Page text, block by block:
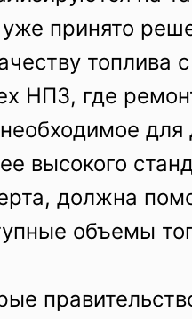
принято
топлива
НПЗ, где
для
высокого
должна
объемы